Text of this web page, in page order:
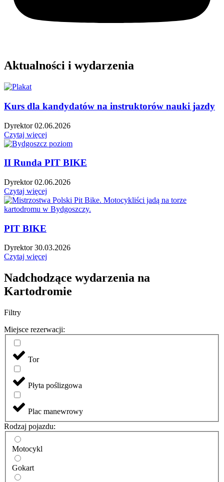
Aktualności i wydarzenia
Kurs dla kandydatów na instruktorów nauki jazdy
Dyrektor02.06.2026
Czytaj więcej
II Runda PIT BIKE
Dyrektor02.06.2026
Czytaj więcej
PIT BIKE
Dyrektor30.03.2026
Czytaj więcej
Nadchodzące wydarzenia na
Kartodromie
Filtry
Miejsce rezerwacji:
Tor
Płyta poślizgowa
Plac manewrowy
Rodzaj pojazdu:
Motocykl
Gokart